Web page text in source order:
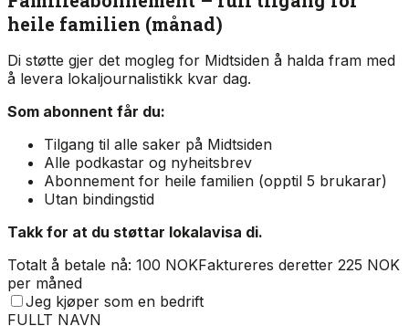
heile familien (månad)
Di støtte gjer det mogleg for Midtsiden å halda fram med
å levera lokaljournalistikk kvar dag.
Som abonnent får du:
Tilgang til alle saker på Midtsiden
Alle podkastar og nyheitsbrev
Abonnement for heile familien (opptil 5 brukarar)
Utan bindingstid
Takk for at du støttar lokalavisa di.
Totalt å betale nå: 100 NOKFaktureres deretter 225 NOK
per måned
Jeg kjøper som en bedrift
FULLT NAVN